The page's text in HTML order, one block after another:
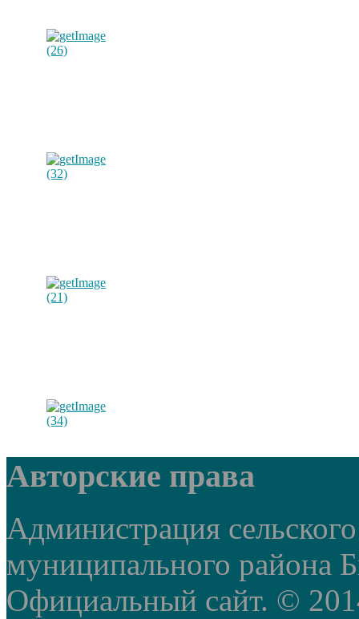
Авторские права
Администрация
муниципального района
Официальный сайт. ©